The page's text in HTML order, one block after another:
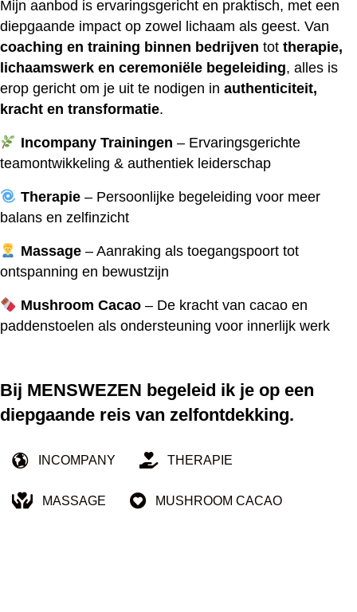
Mijn aanbod is ervaringsgericht en praktisch, met een
diepgaande impact op zowel lichaam als geest. Van
coaching en training binnen bedrijven tot therapie,
lichaamswerk en ceremoniële begeleiding, alles is
erop gericht om je uit te nodigen in authenticiteit,
kracht en transformatie.
Incompany Trainingen – Ervaringsgerichte
teamontwikkeling & authentiek leiderschap
Therapie – Persoonlijke begeleiding voor meer
balans en zelfinzicht
Massage– Aanraking als toegangspoort tot
ontspanning en bewustzijn
Mushroom Cacao– De kracht van cacao en
paddenstoelen als ondersteuning voor innerlijk werk
Bij MENSWEZEN begeleid ik je op een
diepgaande reis van zelfontdekking.
INCOMPANY THERAPIE
MASSAGE MUSHROOM CACAO